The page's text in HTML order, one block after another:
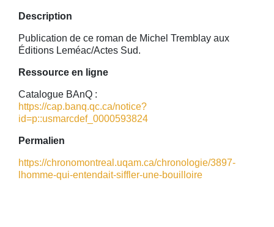
Description
Publication de ce roman de Michel Tremblay aux
Éditions Leméac/Actes Sud.
Ressource en ligne
Catalogue BAnQ :
https://cap.banq.qc.ca/notice?
id=p::usmarcdef_0000593824
Permalien
https://chronomontreal.uqam.ca/chronologie/3897-
lhomme-qui-entendait-siffler-une-bouilloire